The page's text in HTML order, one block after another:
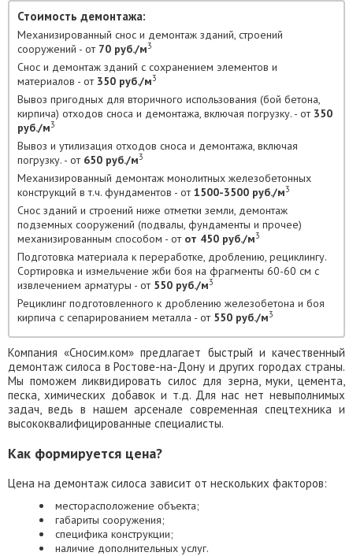
Стоимость демонтажа:
Механизированный снос и демонтаж зданий, строений
сооружений - от 70 руб./м3
Снос и демонтаж зданий с сохранением элементов и
материалов - от 350 руб./м3
Вывоз пригодных для вторичного использования (бой бетона,
кирпича) отходов сноса и демонтажа, включая погрузку. - от 350
руб./м3
Вывоз и утилизация отходов сноса и демонтажа, включая
погрузку. - от 650 руб./м3
Механизированный демонтаж монолитных железобетонных
конструкций в т.ч. фундаментов - от1500-3500 руб./м3
Снос зданий и строений ниже отметки земли, демонтаж
подземных сооружений (подвалы, фундаменты и прочее)
механизированным способом - от от 450 руб./м3
Подготовка материала к переработке, дроблению, рециклингу.
Сортировка и измельчение жби боя на фрагменты 60-60 см с
извлечением арматуры - от 550 руб./м3
Рециклинг подготовленного к дроблению железобетона и боя
кирпича с сепарированием металла - от 550 руб./м3
Компания «Сносим.ком» предлагает быстрый и качественный
демонтаж силоса в Ростове-на-Дону и других городах страны.
Мы поможем ликвидировать силос для зерна, муки, цемента,
песка, химических добавок и т.д. Для нас нет невыполнимых
задач, ведь в нашем арсенале современная спецтехника и
высококвалифицированные специалисты.
Как формируется цена?
Цена на демонтаж силоса зависит от нескольких факторов:
месторасположение объекта;
габариты сооружения;
специфика конструкции;
наличие дополнительных услуг.